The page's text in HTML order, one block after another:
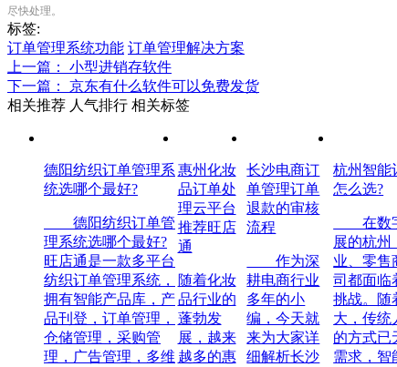
尽快处理。
标签:
订单管理系统功能 订单管理解决方案
上一篇： 小型进销存软件
下一篇： 京东有什么软件可以免费发货
相关推荐 人气排行 相关标签
德阳纺织订单管理系
统选哪个最好?
德阳纺织订单管
理系统选哪个最好?
旺店通是一款多平台
纺织订单管理系统，
拥有智能产品库，产
品刊登，订单管理，
仓储管理，采购管
理，广告管理，多维
惠州化妆
品订单处
理云平台
推荐旺店
通
随着化妆
品行业的
蓬勃发
展，越来
越多的惠
长沙电商订
单管理订单
退款的审核
流程
作为深
耕电商行业
多年的小
编，今天就
来为大家详
细解析长沙
杭州智能
怎么选?
在数字
展的杭州
业、零售
司都面临
挑战。随
大，传统
的方式已
需求，智